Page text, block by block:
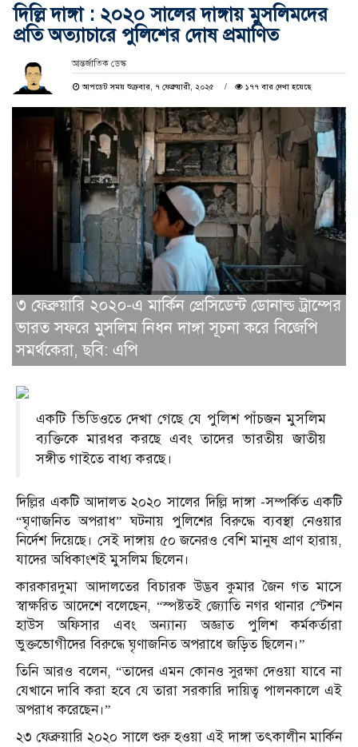
দিল্লি দাঙ্গা : ২০২০ সালের দাঙ্গায় মুসলিমদের
প্রতি অত্যাচারে পুলিশের দোষ প্রমাণিত
আন্তর্জাতিক ডেস্ক
আপডেট সময় শুক্রবার, ৭ ফেব্রুয়ারী, ২০২৫ ১৭৭ বার দেখা হয়েছে
৩ ফেব্রুয়ারি ২০২০-এ মার্কিন প্রেসিডেন্ট ডোনাল্ড ট্রাম্পের
ভারত সফরে মুসলিম নিধন দাঙ্গা সূচনা করে বিজেপি
সমর্থকেরা, ছবি: এপি
একটি ভিডিওতে দেখা গেছে যে পুলিশ পাঁচজন মুসলিম
ব্যক্তিকে মারধর করছে এবং তাদের ভারতীয় জাতীয়
সঙ্গীত গাইতে বাধ্য করছে।
দিল্লির একটি আদালত ২০২০ সালের দিল্লি দাঙ্গা -সম্পর্কিত একটি
“ঘৃণাজনিত অপরাধ” ঘটনায় পুলিশের বিরুদ্ধে ব্যবস্থা নেওয়ার
নির্দেশ দিয়েছে। সেই দাঙ্গায় ৫০ জনেরও বেশি মানুষ প্রাণ হারায়,
যাদের অধিকাংশই মুসলিম ছিলেন।
কারকারদুমা আদালতের বিচারক উদ্ভব কুমার জৈন গত মাসে
স্বাক্ষরিত আদেশে বলেছেন, “স্পষ্টতই জ্যোতি নগর থানার স্টেশন
হাউস অফিসার এবং অন্যান্য অজ্ঞাত পুলিশ কর্মকর্তারা
ভুক্তভোগীদের বিরুদ্ধে ঘৃণাজনিত অপরাধে জড়িত ছিলেন।”
তিনি আরও বলেন, “তাদের এমন কোনও সুরক্ষা দেওয়া যাবে না
যেখানে দাবি করা হবে যে তারা সরকারি দায়িত্ব পালনকালে এই
অপরাধ করেছেন।”
২৩ ফেব্রুয়ারি ২০২০ সালে শুরু হওয়া এই দাঙ্গা তৎকালীন মার্কিন